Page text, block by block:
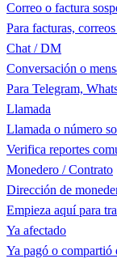
Correo o factura
Para facturas,
Chat / DM
Conversación o
Para Telegram,
Llamada
Llamada o número
Verifica reportes
Monedero / Contrato
Dirección de
Empieza aquí para
Ya afectado
Ya pagó o compartió